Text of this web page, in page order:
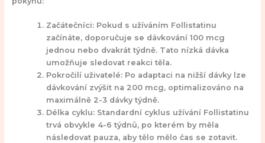
Začátečníci:Pokud s užíváním Follistatinu
začínáte, doporučuje se dávkování 100 mcg
jednou nebo dvakrát týdně. Tato nízká dávka
umožňuje sledovat reakci těla.
Pokročilí uživatelé:Po adaptaci na nižší dávky lze
dávkování zvýšit na 200 mcg, optimalizováno na
maximálně 2-3 dávky týdně.
Délka cyklu:Standardní cyklus užívání Follistatinu
trvá obvykle 4-6 týdnů, po kterém by měla
následovat pauza, aby tělo mělo čas se zotavit.